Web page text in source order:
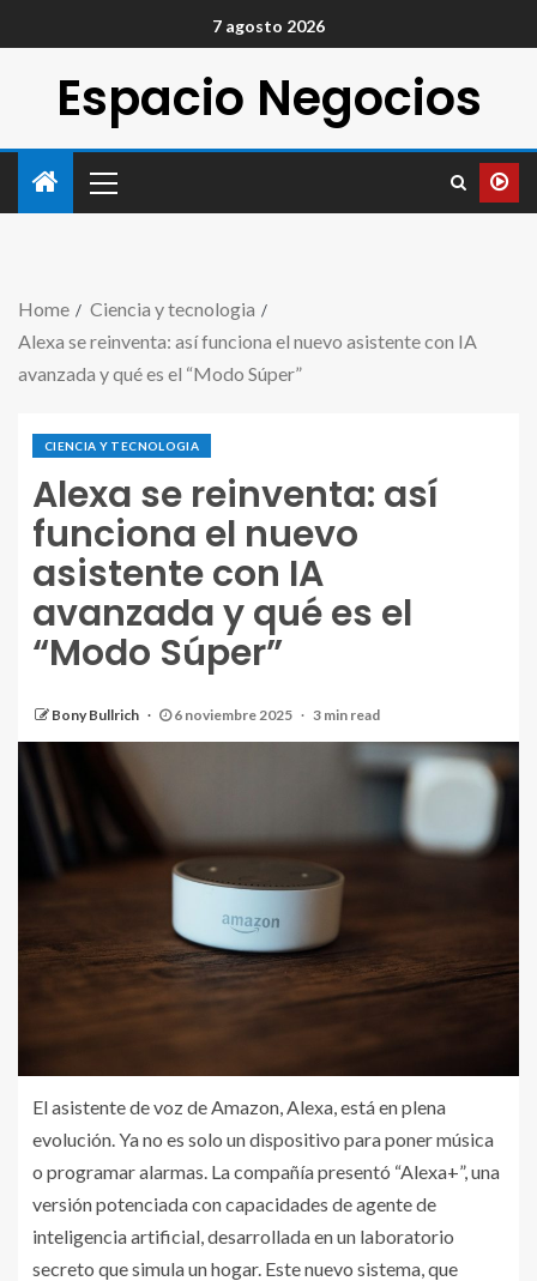
7 agosto 2026
Espacio Negocios
Home
Ciencia y tecnologia
Alexa se reinventa: así funciona el nuevo asistente con IA
avanzada y qué es el “Modo Súper”
CIENCIA Y TECNOLOGIA
Alexa se reinventa: así
funciona el nuevo
asistente con IA
avanzada y qué es el
“Modo Súper”
Bony Bullrich 6 noviembre 2025 3 min read
El asistente de voz de Amazon, Alexa, está en plena
evolución. Ya no es solo un dispositivo para poner música
o programar alarmas. La compañía presentó “Alexa+”, una
versión potenciada con capacidades de agente de
inteligencia artificial, desarrollada en un laboratorio
secreto que simula un hogar. Este nuevo sistema, que